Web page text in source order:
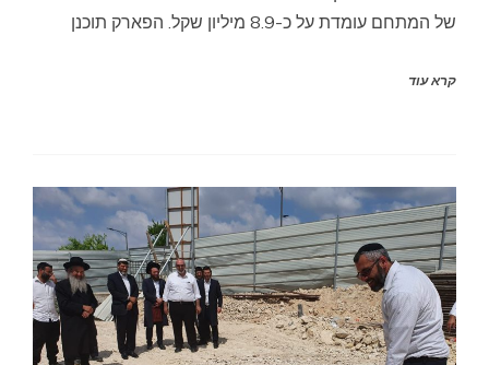
של המתחם עומדת על כ-8.9 מיליון שקל. הפארק תוכנן
קרא עוד